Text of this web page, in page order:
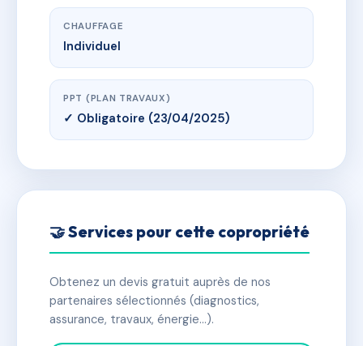
CHAUFFAGE
Individuel
PPT (PLAN TRAVAUX)
✓ Obligatoire (23/04/2025)
🤝 Services pour cette copropriété
Obtenez un devis gratuit auprès de nos
partenaires sélectionnés (diagnostics,
assurance, travaux, énergie…).